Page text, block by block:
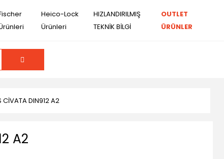
Heico-Lock
Ürünleri
HIZLANDIRILMIŞ
TEKNİK BİLGİ
OUTLET
ÜRÜNLER
CİVATA DIN912 A2
A2